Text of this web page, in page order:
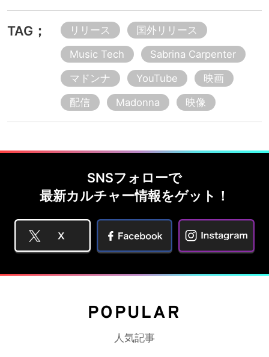
TAG； リリース
国外リリース
Music Tech
Sabrina Carpenter
マドンナ
YouTube
映画
配信
Madonna 映像
SNSフォローで
最新カルチャー情報をゲット！
POPULAR
人気記事